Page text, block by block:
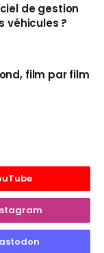
de gestion
véhicules ?
film par film